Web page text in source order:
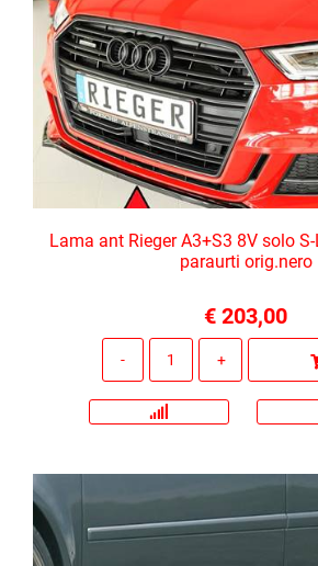
Lama ant Rieger A3+S3 8V solo
paraurti orig.nero
€ 203,00